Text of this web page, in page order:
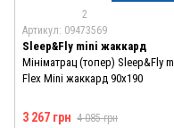
2
Артикул: 09473569
Sleep&Fly mini жаккард
Мініматрац (топер) Sleep&Fly
Flex Mini жаккард 90x190
3 267 грн 4 085 грн